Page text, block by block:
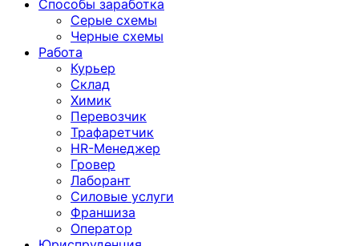
Способы заработка
Серые схемы
Черные схемы
Работа
Курьер
Склад
Химик
Перевозчик
Трафаретчик
HR-Менеджер
Гровер
Лаборант
Силовые услуги
Франшиза
Оператор